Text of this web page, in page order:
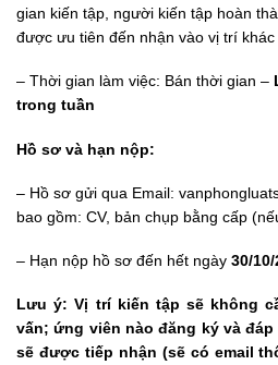
gian kiến tập, người kiến tập hoàn
được ưu tiên đến nhận vào vị trí khác
– Thời gian làm việc: Bán thời gian –
trong tuần
Hồ sơ và hạn nộp:
– Hồ sơ gửi qua Email:
bao gồm: CV, bản chụp bằng cấp
– Hạn nộp hồ sơ đến hết ngày 30/10/
Lưu ý: Vị trí kiến tập sẽ không
vấn; ứng viên nào đăng ký và
sẽ được tiếp nhận (sẽ có email